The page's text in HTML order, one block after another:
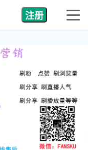
注册